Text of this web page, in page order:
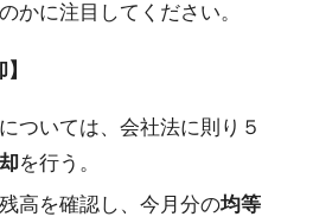
かに注目してください。
ついては、会社法に則り５
を行う。
高を確認し、今月分の均等